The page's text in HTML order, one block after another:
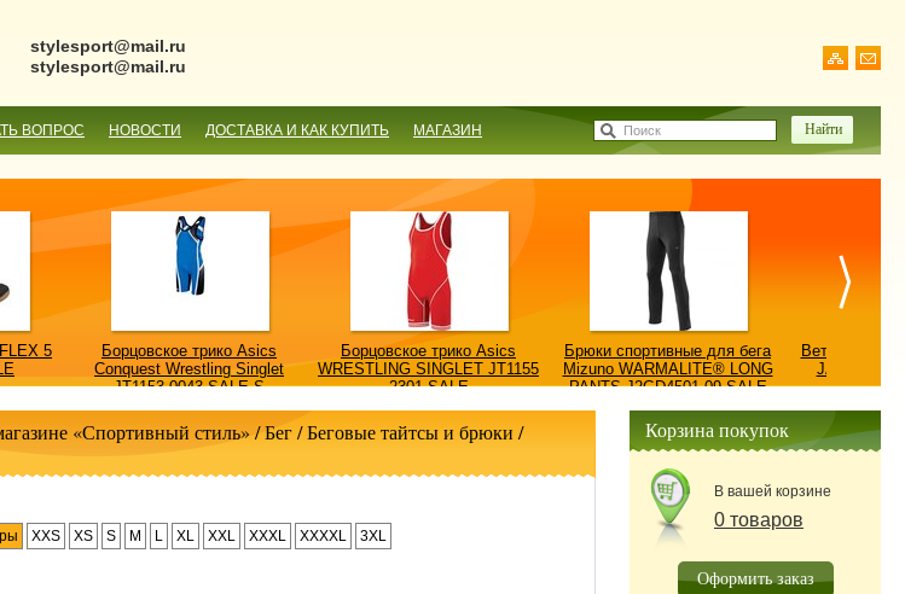
stylesport@mail.ru
stylesport@mail.ru
ВОПРОС НОВОСТИ ДОСТАВКА И КАК КУПИТЬ МАГАЗИН Поиск
5
Борцовское трико Asics
Conquest Wrestling Singlet
JT1153 0043-SALE-S
Борцовское трико Asics
WRESTLING SINGLET JT1155
2301-SALE
Брюки спортивные для бега
Mizuno WARMALITE® LONG
PANTS J2GD4501-09-SALE
Ветровка
JACKET/
«Спортивный стиль»/Бег/Беговые тайтсы и брюки /
XXS XS S M L XL XXL XXXL XXXXL 3XL
Корзина покупок
В вашей корзине
0 товаров
Оформить заказ